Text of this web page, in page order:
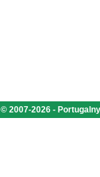
© 2007-2026 -